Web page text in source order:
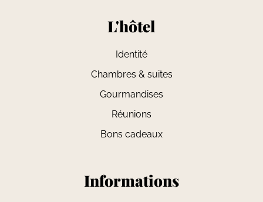
L'hôtel
Identité
Chambres & suites
Gourmandises
Réunions
Bons cadeaux
Informations